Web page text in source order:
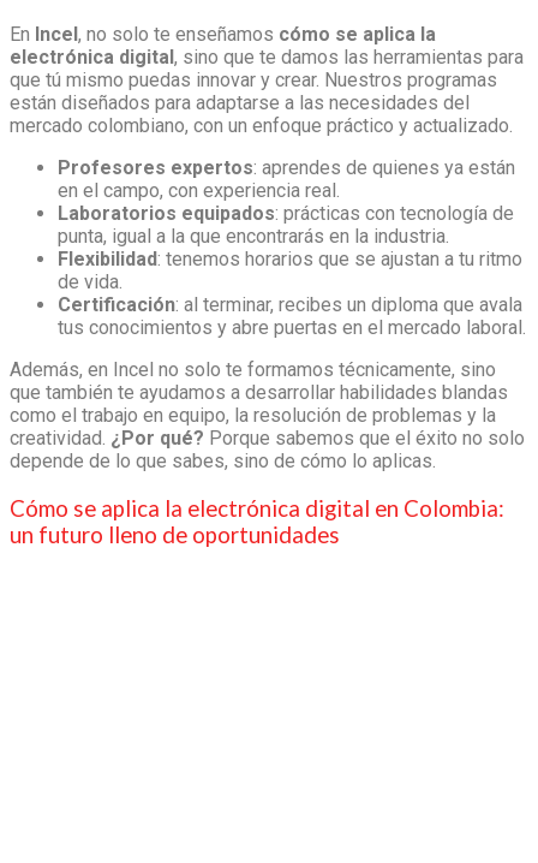
En Incel, no solo te enseñamos cómo se aplica la
electrónica digital, sino que te damos las herramientas para
que tú mismo puedas innovar y crear. Nuestros programas
están diseñados para adaptarse a las necesidades del
mercado colombiano, con un enfoque práctico y actualizado.
Profesores expertos: aprendes de quienes ya están
en el campo, con experiencia real.
Laboratorios equipados: prácticas con tecnología de
punta, igual a la que encontrarás en la industria.
Flexibilidad: tenemos horarios que se ajustan a tu ritmo
de vida.
Certificación: al terminar, recibes un diploma que avala
tus conocimientos y abre puertas en el mercado laboral.
Además, en Incel no solo te formamos técnicamente, sino
que también te ayudamos a desarrollar habilidades blandas
como el trabajo en equipo, la resolución de problemas y la
creatividad. ¿Por qué? Porque sabemos que el éxito no solo
depende de lo que sabes, sino de cómo lo aplicas.
Cómo se aplica la electrónica digital en Colombia:
un futuro lleno de oportunidades